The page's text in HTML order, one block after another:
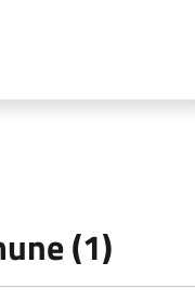
(1)